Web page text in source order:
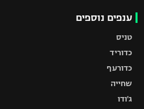
ענפים נוספים
טניס
כדוריד
כדורעף
שחייה
ג'ודו